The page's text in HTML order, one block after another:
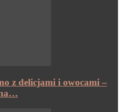
z delicjami i owocami –